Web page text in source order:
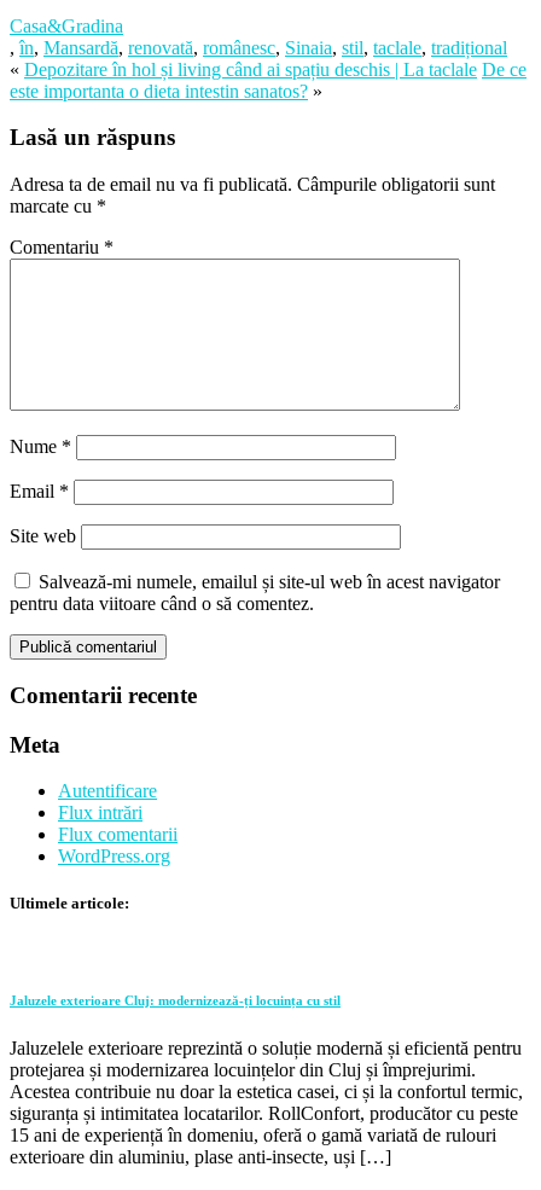
Casa&Gradina
,în, Mansardă, renovată, românesc, Sinaia, stil, taclale, tradițional
« Depozitare în hol și living când ai spațiu deschis | La taclale De ce
este importanta o dieta intestin sanatos? »
Lasă un răspuns
Adresa ta de email nu va fi publicată. Câmpurile obligatorii sunt
marcate cu *
Comentariu *
Nume *
Email *
Site web
Salvează-mi numele, emailul și site-ul web în acest navigator
pentru data viitoare când o să comentez.
Comentarii recente
Meta
Autentificare
Flux intrări
Flux comentarii
WordPress.org
Ultimele articole:
Jaluzele exterioare Cluj: modernizează-ți locuința cu stil
Jaluzelele exterioare reprezintă o soluție modernă și eficientă pentru
protejarea și modernizarea locuințelor din Cluj și împrejurimi.
Acestea contribuie nu doar la estetica casei, ci și la confortul termic,
siguranța și intimitatea locatarilor. RollConfort, producător cu peste
15 ani de experiență în domeniu, oferă o gamă variată de rulouri
exterioare din aluminiu, plase anti-insecte, uși […]